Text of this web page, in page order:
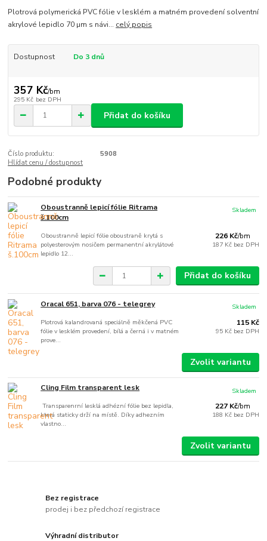
Plotrová polymerická PVC fólie v lesklém a matném provedení solventní
akrylové lepidlo 70 µm s návi... celý popis
Dostupnost Do 3 dnů
357 Kč/bm
295 Kč bez DPH
Přidat do košíku
Číslo produktu:
5908
Hlídat cenu / dostupnost
Podobné produkty
Oboustranně lepicí fólie Ritrama
š.100cm
Oboustranně lepicí fólie oboustraně krytá s
polyesterovým nosičem permanentní akrylátové
lepidlo 12...
226 Kč/bm
187 Kč bez DPH
Skladem
Přidat do košíku
Oracal 651, barva 076 - telegrey
Plotrová kalandrovaná speciálně měkčená PVC
fólie v lesklém provedení, bílá a černá i v matném
prove...
115 Kč
95 Kč bez DPH
Skladem
Zvolit variantu
Cling Film transparent lesk
Transparenrní lesklá adhézní fólie bez lepidla,
která staticky drží na místě. Díky adhezním
vlastno...
227 Kč/bm
188 Kč bez DPH
Skladem
Zvolit variantu
Bez registrace
prodej i bez předchozí registrace
Výhradní distributor